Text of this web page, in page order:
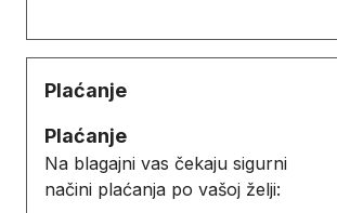
Plaćanje
Plaćanje
Na blagajni vas čekaju sigurni
načini plaćanja po vašoj želji: